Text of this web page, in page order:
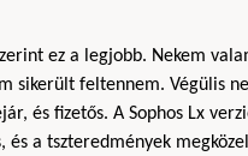
ez a legjobb. Nekem
sikerült feltennem. Végülis
és fizetős. A Sophos Lx
és a tszteredmények